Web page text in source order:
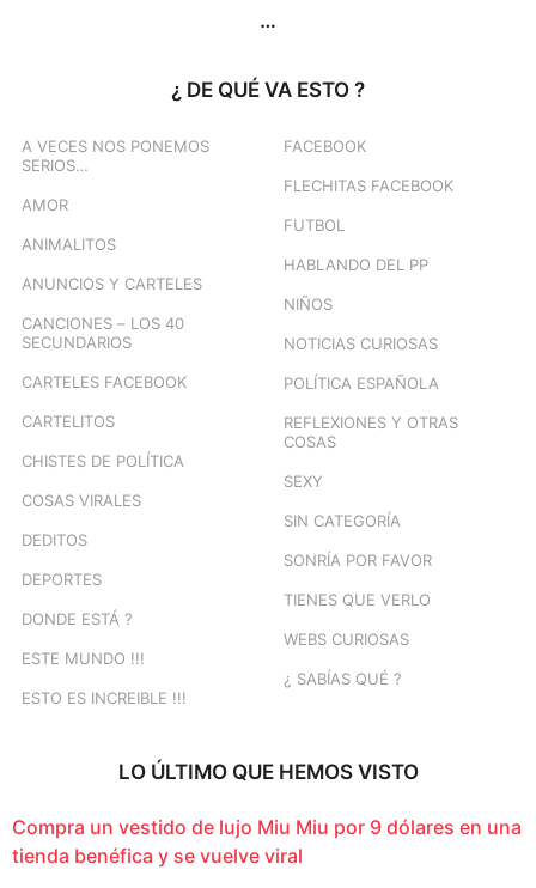
…
¿ DE QUÉ VA ESTO ?
A VECES NOS PONEMOS
SERIOS…
AMOR
ANIMALITOS
ANUNCIOS Y CARTELES
CANCIONES – LOS 40
SECUNDARIOS
CARTELES FACEBOOK
CARTELITOS
CHISTES DE POLÍTICA
COSAS VIRALES
DEDITOS
DEPORTES
DONDE ESTÁ ?
ESTE MUNDO !!!
ESTO ES INCREIBLE !!!
FACEBOOK
FLECHITAS FACEBOOK
FUTBOL
HABLANDO DEL PP
NIÑOS
NOTICIAS CURIOSAS
POLÍTICA ESPAÑOLA
REFLEXIONES Y OTRAS
COSAS
SEXY
SIN CATEGORÍA
SONRÍA POR FAVOR
TIENES QUE VERLO
WEBS CURIOSAS
¿ SABÍAS QUÉ ?
LO ÚLTIMO QUE HEMOS VISTO
Compra un vestido de lujo Miu Miu por 9 dólares en una
tienda benéfica y se vuelve viral